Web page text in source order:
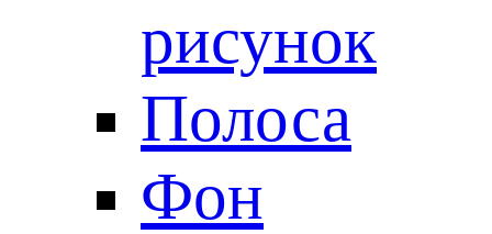
рисунок
Полоса
Фон